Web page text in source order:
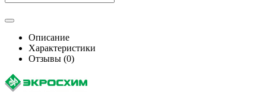
Описание
Характеристики
Отзывы (0)